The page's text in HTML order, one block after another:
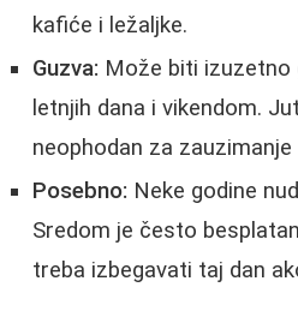
kafiće i ležaljke.
Guzva: Može biti izuzetno
letnjih dana i vikendom.
neophodan za zauzimanje
Posebno: Neke godine
Sredom je često
treba izbegavati taj dan